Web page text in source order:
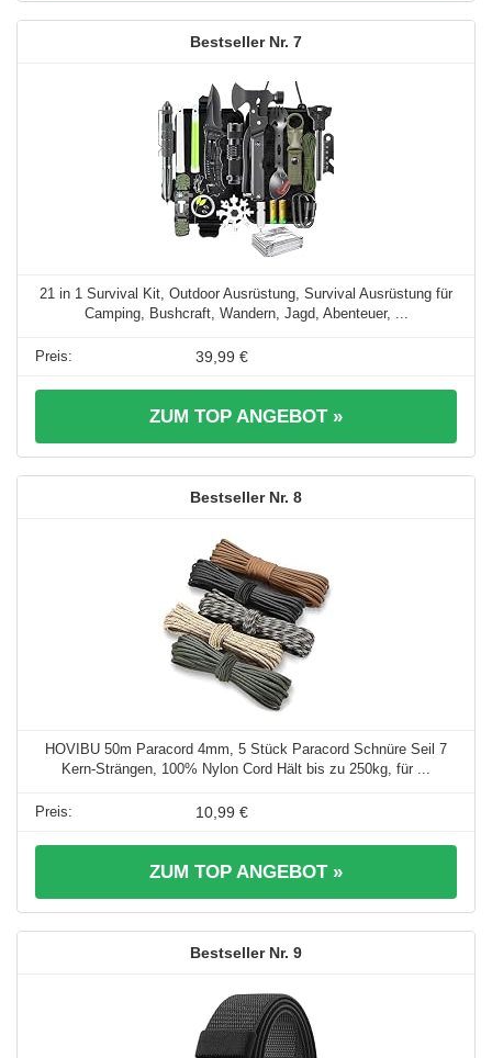
7
21 in 1 Survival Kit, Outdoor Ausrüstung, Survival Ausrüstung für
Camping, Bushcraft, Wandern, Jagd, Abenteuer, ...
39,99 €
ZUM TOP ANGEBOT »
8
HOVIBU 50m Paracord 4mm, 5 Stück Paracord Schnüre Seil 7
Kern-Strängen, 100% Nylon Cord Hält bis zu 250kg, für ...
10,99 €
ZUM TOP ANGEBOT »
9